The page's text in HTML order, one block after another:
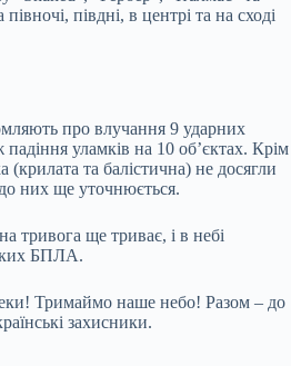
півдні, в центрі та на сході
про влучання 9 ударних
уламків на 10 об’єктах. Крім
(крилата та балістична) не досягли
них ще уточнюється.
тривога ще триває, і в небі
БПЛА.
Тримаймо наше небо! Разом – до
захисники.